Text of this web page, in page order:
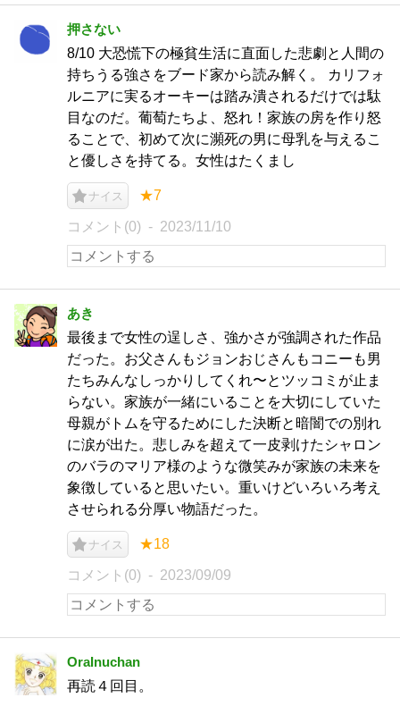
押さない
8/10 大恐慌下の極貧生活に直面した悲劇と人間の
持ちうる強さをブード家から読み解く。 カリフォ
ルニアに実るオーキーは踏み潰されるだけでは駄
目なのだ。葡萄たちよ、怒れ！家族の房を作り怒
ることで、初めて次に瀕死の男に母乳を与えるこ
と優しさを持てる。女性はたくまし
ナイス ★7
コメント(0) 2023/11/10
あき
最後まで女性の逞しさ、強かさが強調された作品
だった。お父さんもジョンおじさんもコニーも男
たちみんなしっかりしてくれ〜とツッコミが止ま
らない。家族が一緒にいることを大切にしていた
母親がトムを守るためにした決断と暗闇での別れ
に涙が出た。悲しみを超えて一皮剥けたシャロン
のバラのマリア様のような微笑みが家族の未来を
象徴していると思いたい。重いけどいろいろ考え
させられる分厚い物語だった。
ナイス ★18
コメント(0) 2023/09/09
OraInuchan
再読４回目。